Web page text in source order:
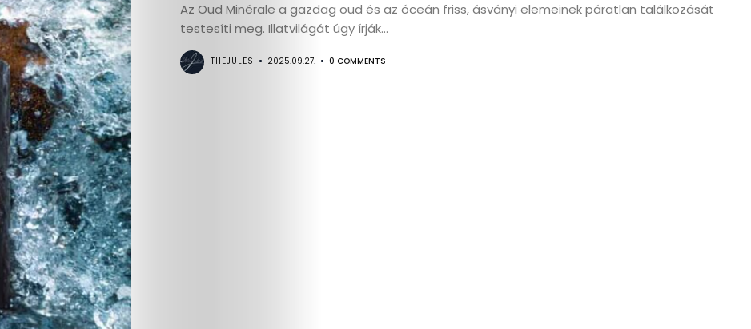
Az Oud Minérale a gazdag oud és az óceán friss, ásványi elemeinek páratlan találkozását
testesíti meg. Illatvilágát úgy írják...
THEJULES 2025.09.27. 0 COMMENTS